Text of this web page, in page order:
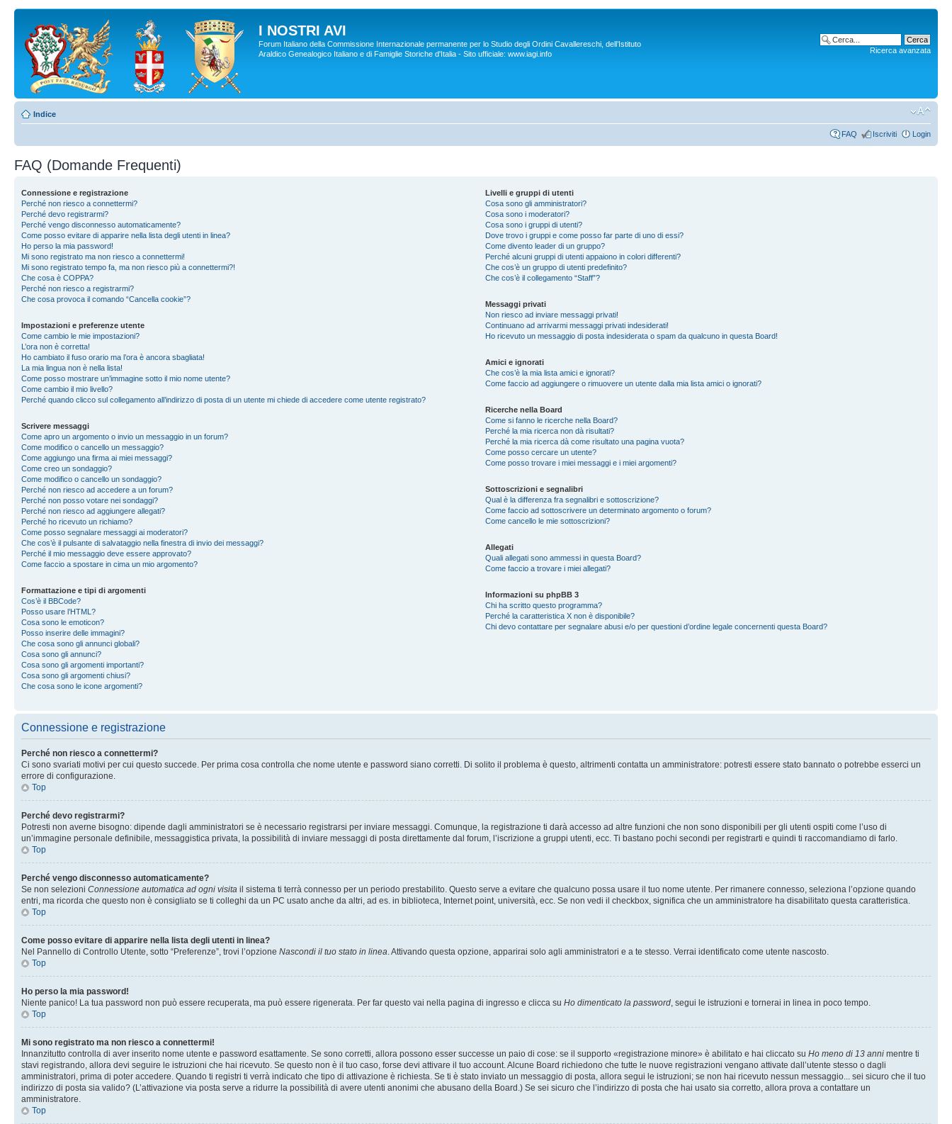
I NOSTRI AVI
Forum Italiano della Commissione Internazionale permanente per lo Studio degli Ordini Cavallereschi, dell’Istituto
Araldico Genealogico Italiano e di Famiglie Storiche d'Italia - Sito ufficiale: www.iagi.info
Ricerca avanzata
Indice
FAQ Iscriviti Login
FAQ (Domande Frequenti)
Connessione e registrazione
Perché non riesco a connettermi?
Perché devo registrarmi?
Perché vengo disconnesso automaticamente?
Come posso evitare di apparire nella lista degli utenti in linea?
Ho perso la mia password!
Mi sono registrato ma non riesco a connettermi!
Mi sono registrato tempo fa, ma non riesco più a connettermi?!
Che cosa è COPPA?
Perché non riesco a registrarmi?
Che cosa provoca il comando “Cancella cookie”?
Impostazioni e preferenze utente
Come cambio le mie impostazioni?
L’ora non è corretta!
Ho cambiato il fuso orario ma l’ora è ancora sbagliata!
La mia lingua non è nella lista!
Come posso mostrare un’immagine sotto il mio nome utente?
Come cambio il mio livello?
Perché quando clicco sul collegamento all’indirizzo di posta di un utente mi chiede di accedere come utente registrato?
Scrivere messaggi
Come apro un argomento o invio un messaggio in un forum?
Come modifico o cancello un messaggio?
Come aggiungo una firma ai miei messaggi?
Come creo un sondaggio?
Come modifico o cancello un sondaggio?
Perché non riesco ad accedere a un forum?
Perché non posso votare nei sondaggi?
Perché non riesco ad aggiungere allegati?
Perché ho ricevuto un richiamo?
Come posso segnalare messaggi ai moderatori?
Che cos’è il pulsante di salvataggio nella finestra di invio dei messaggi?
Perché il mio messaggio deve essere approvato?
Come faccio a spostare in cima un mio argomento?
Formattazione e tipi di argomenti
Cos’è il BBCode?
Posso usare l’HTML?
Cosa sono le emoticon?
Posso inserire delle immagini?
Che cosa sono gli annunci globali?
Cosa sono gli annunci?
Cosa sono gli argomenti importanti?
Cosa sono gli argomenti chiusi?
Che cosa sono le icone argomenti?
Livelli e gruppi di utenti
Cosa sono gli amministratori?
Cosa sono i moderatori?
Cosa sono i gruppi di utenti?
Dove trovo i gruppi e come posso far parte di uno di essi?
Come divento leader di un gruppo?
Perché alcuni gruppi di utenti appaiono in colori differenti?
Che cos’è un gruppo di utenti predefinito?
Che cos’è il collegamento “Staff”?
Messaggi privati
Non riesco ad inviare messaggi privati!
Continuano ad arrivarmi messaggi privati indesiderati!
Ho ricevuto un messaggio di posta indesiderata o spam da qualcuno in questa Board!
Amici e ignorati
Che cos’è la mia lista amici e ignorati?
Come faccio ad aggiungere o rimuovere un utente dalla mia lista amici o ignorati?
Ricerche nella Board
Come si fanno le ricerche nella Board?
Perché la mia ricerca non dà risultati?
Perché la mia ricerca dà come risultato una pagina vuota?
Come posso cercare un utente?
Come posso trovare i miei messaggi e i miei argomenti?
Sottoscrizioni e segnalibri
Qual è la differenza fra segnalibri e sottoscrizione?
Come faccio ad sottoscrivere un determinato argomento o forum?
Come cancello le mie sottoscrizioni?
Allegati
Quali allegati sono ammessi in questa Board?
Come faccio a trovare i miei allegati?
Informazioni su phpBB 3
Chi ha scritto questo programma?
Perché la caratteristica X non è disponibile?
Chi devo contattare per segnalare abusi e/o per questioni d’ordine legale concernenti questa Board?
Connessione e registrazione
Perché non riesco a connettermi?
Ci sono svariati motivi per cui questo succede. Per prima cosa controlla che nome utente e password siano corretti. Di solito il problema è questo, altrimenti contatta un amministratore: potresti essere stato bannato o potrebbe esserci un
errore di configurazione.
Top
Perché devo registrarmi?
Potresti non averne bisogno: dipende dagli amministratori se è necessario registrarsi per inviare messaggi. Comunque, la registrazione ti darà accesso ad altre funzioni che non sono disponibili per gli utenti ospiti come l’uso di
un’immagine personale definibile, messaggistica privata, la possibilità di inviare messaggi di posta direttamente dal forum, l’iscrizione a gruppi utenti, ecc. Ti bastano pochi secondi per registrarti e quindi ti raccomandiamo di farlo.
Top
Perché vengo disconnesso automaticamente?
Se non selezioni Connessione automatica ad ogni visita il sistema ti terrà connesso per un periodo prestabilito. Questo serve a evitare che qualcuno possa usare il tuo nome utente. Per rimanere connesso, seleziona l’opzione quando
entri, ma ricorda che questo non è consigliato se ti colleghi da un PC usato anche da altri, ad es. in biblioteca, Internet point, università, ecc. Se non vedi il checkbox, significa che un amministratore ha disabilitato questa caratteristica.
Top
Come posso evitare di apparire nella lista degli utenti in linea?
Nel Pannello di Controllo Utente, sotto “Preferenze”, trovi l’opzione Nascondi il tuo stato in linea. Attivando questa opzione, apparirai solo agli amministratori e a te stesso. Verrai identificato come utente nascosto.
Top
Ho perso la mia password!
Niente panico! La tua password non può essere recuperata, ma può essere rigenerata. Per far questo vai nella pagina di ingresso e clicca su Ho dimenticato la password, segui le istruzioni e tornerai in linea in poco tempo.
Top
Mi sono registrato ma non riesco a connettermi!
Innanzitutto controlla di aver inserito nome utente e password esattamente. Se sono corretti, allora possono esser successe un paio di cose: se il supporto «registrazione minore» è abilitato e hai cliccato su Ho meno di 13 anni mentre ti
stavi registrando, allora devi seguire le istruzioni che hai ricevuto. Se questo non è il tuo caso, forse devi attivare il tuo account. Alcune Board richiedono che tutte le nuove registrazioni vengano attivate dall’utente stesso o dagli
amministratori, prima di poter accedere. Quando ti registri ti verrà indicato che tipo di attivazione è richiesta. Se ti è stato inviato un messaggio di posta, allora segui le istruzioni; se non hai ricevuto nessun messaggio... sei sicuro che il tuo
indirizzo di posta sia valido? (L’attivazione via posta serve a ridurre la possibilità di avere utenti anonimi che abusano della Board.) Se sei sicuro che l’indirizzo di posta che hai usato sia corretto, allora prova a contattare un
amministratore.
Top